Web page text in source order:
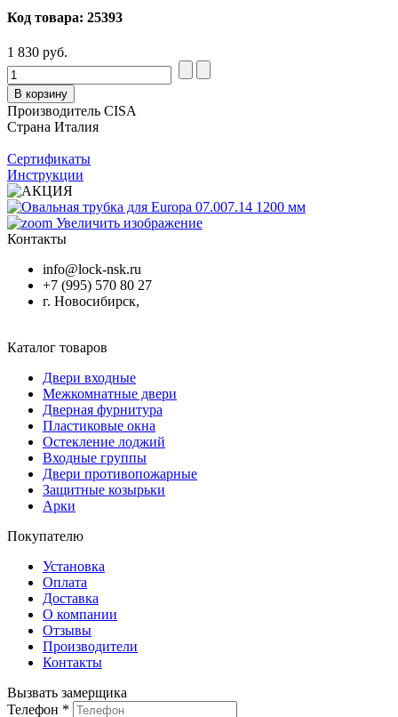
Код товара: 25393
1 830 руб.
В корзину
Производитель CISA
Страна Италия
Сертификаты
Инструкции
Увеличить изображение
Контакты
info@lock-nsk.ru
+7 (995) 570 80 27
г. Новосибирск,
Каталог товаров
Двери входные
Межкомнатные двери
Дверная фурнитура
Пластиковые окна
Остекление лоджий
Входные группы
Двери противопожарные
Защитные козырьки
Арки
Покупателю
Установка
Оплата
Доставка
О компании
Отзывы
Производители
Контакты
Вызвать замерщика
Телефон *